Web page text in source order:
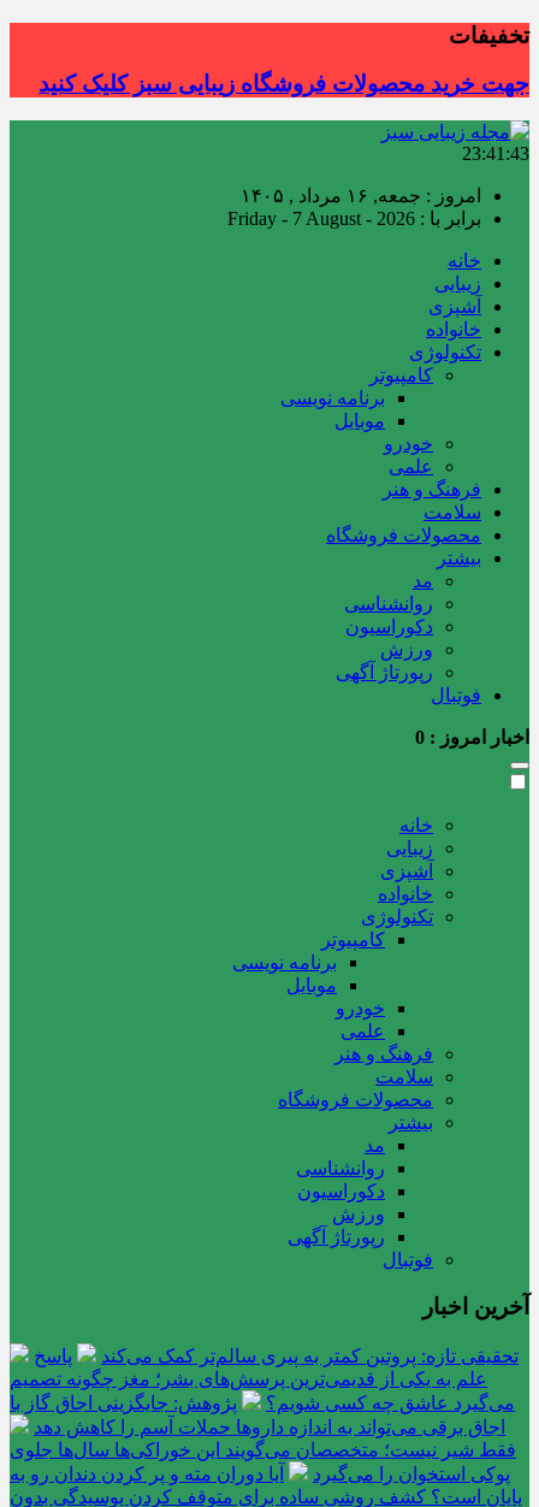
تخفیفات
جهت خرید محصولات فروشگاه زیبایی سبز کلیک کنید
23:41:44
امروز : جمعه, ۱۶ مرداد , ۱۴۰۵
برابر با : Friday - 7 August - 2026
خانه
زیبایی
آشپزی
خانواده
تکنولوژی
کامپیوتر
برنامه نویسی
موبایل
خودرو
علمی
فرهنگ و هنر
سلامت
محصولات فروشگاه
بیشتر
مد
روانشناسی
دکوراسیون
ورزش
رپورتاژ آگهی
فوتبال
اخبار امروز : 0
خانه
زیبایی
آشپزی
خانواده
تکنولوژی
کامپیوتر
برنامه نویسی
موبایل
خودرو
علمی
فرهنگ و هنر
سلامت
محصولات فروشگاه
بیشتر
مد
روانشناسی
دکوراسیون
ورزش
رپورتاژ آگهی
فوتبال
آخرین اخبار
تحقیقی تازه: پروتین کمتر به پیری سالم‌تر کمک می‌کند
پاسخ
علم به یکی از قدیمی‌ترین پرسش‌های بشر؛ مغز چگونه تصمیم
می‌گیرد عاشق چه کسی شویم؟
پژوهش: جایگزینی اجاق گاز با
اجاق برقی می‌تواند به اندازه داروها حملات آسم را کاهش دهد
فقط شیر نیست؛ متخصصان می‌گویند این خوراکی‌ها سال‌ها جلوی
پوکی استخوان را می‌گیرد
آیا دوران مته و پر کردن دندان رو به
پایان است؟ کشف روشی ساده برای متوقف کردن پوسیدگی بدون